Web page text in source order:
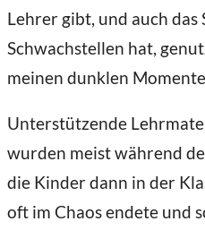
Lehrer gibt, und auch
Schwachstellen hat,
meinen dunklen
Unterstützende
wurden meist während
die Kinder dann in der
oft im Chaos endete und